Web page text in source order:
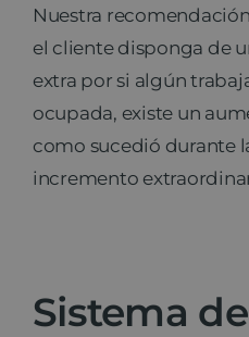
Nuestra
el cliente disponga de
extra por si algún
ocupada, existe un
como sucedió durante
incremento
Sistema